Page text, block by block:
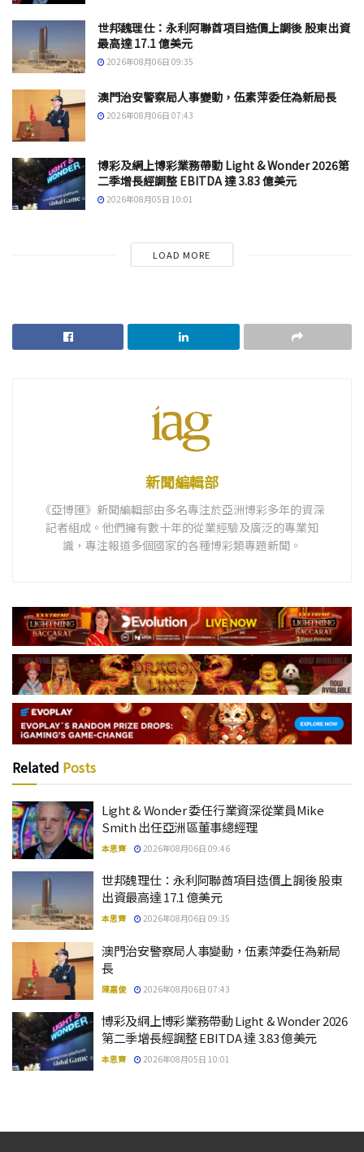
世邦魏理仕：永利阿聯酋項目造價上調後 股東出資
最高達 17.1 億美元
2026年08月06日 09:35
澳門治安警察局人事變動，伍素萍委任為新局長
2026年08月06日 07:43
博彩及網上博彩業務帶動 Light & Wonder 2026第
二季增長經調整 EBITDA 達 3.83 億美元
2026年08月05日 10:01
LOAD MORE
新聞編輯部
《亞博匯》新聞編輯部由多名專注於亞洲博彩多年的資深
記者組成。他們擁有數十年的從業經驗及廣泛的專業知
識，專注報道多個國家的各種博彩類專題新聞。
Related Posts
Light & Wonder 委任行業資深從業員Mike
Smith 出任亞洲區董事總經理
本思齊 2026年08月06日 09:46
世邦魏理仕：永利阿聯酋項目造價上調後 股東
出資最高達 17.1 億美元
本思齊 2026年08月06日 09:35
澳門治安警察局人事變動，伍素萍委任為新局
長
陳嘉俊 2026年08月06日 07:43
博彩及網上博彩業務帶動 Light & Wonder 2026
第二季增長經調整 EBITDA 達 3.83 億美元
本思齊 2026年08月05日 10:01